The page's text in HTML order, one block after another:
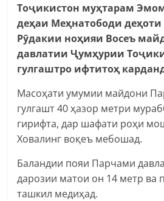
Тоҷикистон муҳтарам
деҳаи Меҳнатободи деҳоти
Рӯдакии ноҳияи Восеъ
давлатии Ҷумҳурии
гулгаштро ифтитоҳ
Масоҳати умумии майдони
гулгашт 40 ҳазор метри
гирифта, дар шафати роҳи
Ховалинг воқеъ мебошад.
Баландии пояи Парчами
дарозии матои он 14 метр ва
ташкил медиҳад.